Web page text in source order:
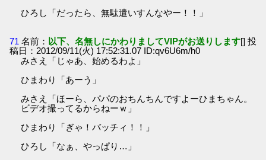
ひろし「だったら、無駄遣いすんなやー！！」
71 名前： 以下、名無しにかわりましてVIPがお送りします[] 投
稿日：2012/09/11(火) 17:52:31.07 ID:qv6U6m/h0
みさえ「じゃあ、始めるわよ」
ひまわり「あーう」
みさえ「ほーら、パパのおちんちんですよーひまちゃん。
ビデオ撮ってるからねーｗ」
ひまわり「ぎゃ！バッチィ！！」
ひろし「なぁ、やっぱり…」